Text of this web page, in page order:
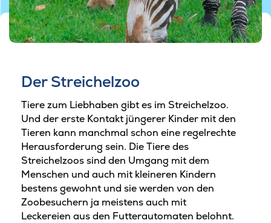
© Aalborg Zoo
Der Streichelzoo
Tiere zum Liebhaben gibt es im Streichelzoo.
Und der erste Kontakt jüngerer Kinder mit den
Tieren kann manchmal schon eine regelrechte
Herausforderung sein. Die Tiere des
Streichelzoos sind den Umgang mit dem
Menschen und auch mit kleineren Kindern
bestens gewohnt und sie werden von den
Zoobesuchern ja meistens auch mit
Leckereien aus den Futterautomaten belohnt.